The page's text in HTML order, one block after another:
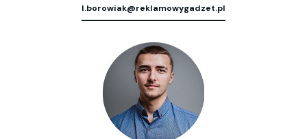
l.borowiak@reklamowygadzet.pl